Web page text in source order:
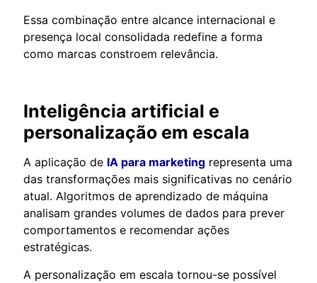
Essa combinação entre alcance internacional e
presença local consolidada redefine a forma
como marcas constroem relevância.
Inteligência artificial e
personalização em escala
A aplicação de IA para marketing representa uma
das transformações mais significativas no cenário
atual. Algoritmos de aprendizado de máquina
analisam grandes volumes de dados para prever
comportamentos e recomendar ações
estratégicas.
A personalização em escala tornou-se possível